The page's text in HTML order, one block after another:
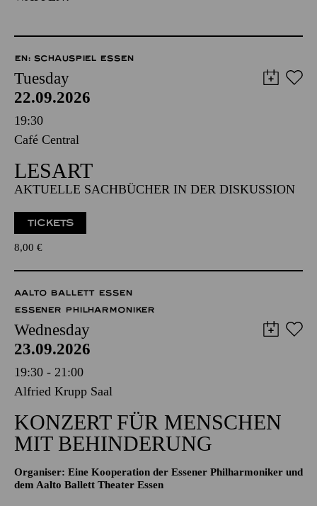
EN: SCHAUSPIEL ESSEN
Tuesday
22.09.2026
19:30
Café Central
LESART
AKTUELLE SACHBÜCHER IN DER DISKUSSION
TICKETS
8,00 €
AALTO BALLETT ESSEN
ESSENER PHILHARMONIKER
Wednesday
23.09.2026
19:30 - 21:00
Alfried Krupp Saal
KONZERT FÜR MENSCHEN
MIT BEHINDERUNG
Organiser: Eine Kooperation der Essener Philharmoniker und
dem Aalto Ballett Theater Essen